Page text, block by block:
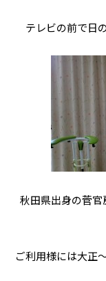
テレビの前で日
秋田県出身の菅
ご利用様には大正